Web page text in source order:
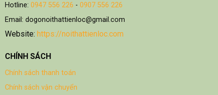
Hotline: 0947 556 226 - 0907 556 226
Email: dogonoithattienloc@gmail.com
Website: https://noithattienloc.com
CHÍNH SÁCH
Chính sách thanh toán
Chính sách vận chuyển